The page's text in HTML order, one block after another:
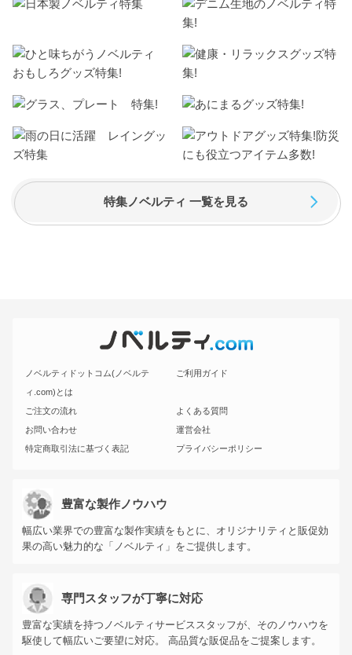
特集ノベルティ 一覧を見る
ノベルティドットコム(ノベルテ
ィ.com)とは
ご利用ガイド
ご注文の流れ
よくある質問
お問い合わせ
運営会社
特定商取引法に基づく表記
プライバシーポリシー
豊富な製作ノウハウ
幅広い業界での豊富な製作実績をもとに、オリジナリティと販促効
果の高い魅力的な「ノベルティ」をご提供します。
専門スタッフが丁寧に対応
豊富な実績を持つノベルティサービススタッフが、そのノウハウを
駆使して幅広いご要望に対応。 高品質な販促品をご提案します。